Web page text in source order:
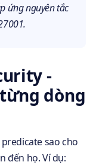
ứng nguyên tắc
-
dòng
sao cho
đến họ. Ví dụ: